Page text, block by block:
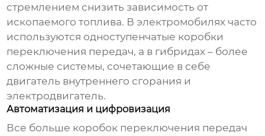
стремлением снизить зависимость от
ископаемого топлива. В электромобилях часто
используются одноступенчатые коробки
переключения передач, а в гибридах – более
сложные системы, сочетающие в себе
двигатель внутреннего сгорания и
электродвигатель.
Автоматизация и цифровизация
Все больше коробок переключения передач